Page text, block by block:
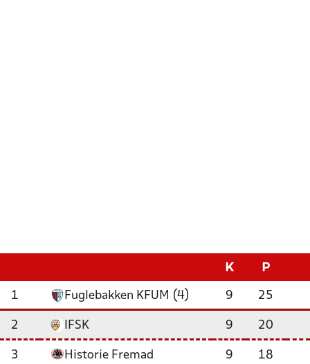
K P
1 Fuglebakken KFUM (4) 9 25
2 IFSK 9 20
3 Historie Fremad 9 18